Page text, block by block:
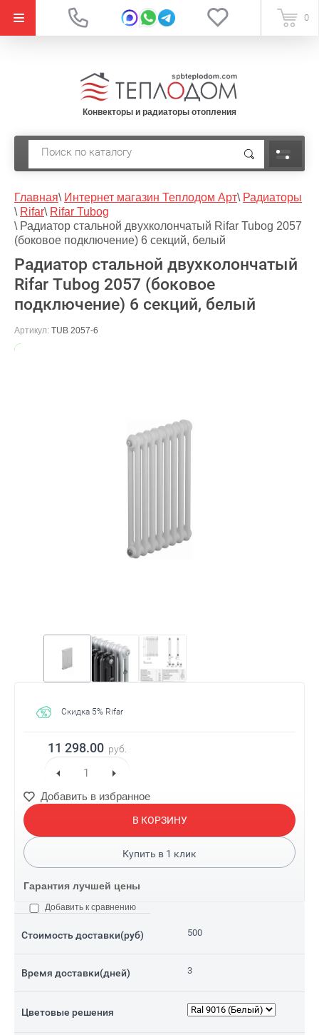
0
Конвекторы и радиаторы отопления
Главная\ Интернет магазин Теплодом Арт\ Радиаторы
\ Rifar\ Rifar Tubog
\ Радиатор стальной двухколончатый Rifar Tubog 2057
(боковое подключение) 6 секций, белый
Радиатор стальной двухколончатый
Rifar Tubog 2057 (боковое
подключение) 6 секций, белый
Артикул: TUB 2057-6
В наличии
Скидка 5% Rifar
Добавить в избранное
11 298.00 руб.
В КОРЗИНУ
Купить в 1 клик
Гарантия лучшей цены
Стоимость доставки(руб) 500
Время доставки(дней) 3
Цветовые решения
Добавить к сравнению